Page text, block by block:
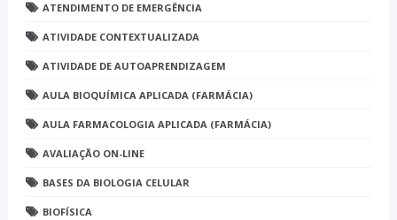
ATENDIMENTO DE EMERGÊNCIA
ATIVIDADE CONTEXTUALIZADA
ATIVIDADE DE AUTOAPRENDIZAGEM
AULA BIOQUÍMICA APLICADA (FARMÁCIA)
AULA FARMACOLOGIA APLICADA (FARMÁCIA)
AVALIAÇÃO ON-LINE
BASES DA BIOLOGIA CELULAR
BIOFÍSICA